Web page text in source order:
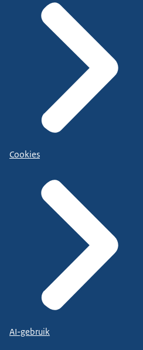
Cookies
AI-gebruik